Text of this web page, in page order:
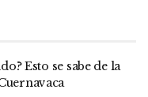
Esto se sabe de la